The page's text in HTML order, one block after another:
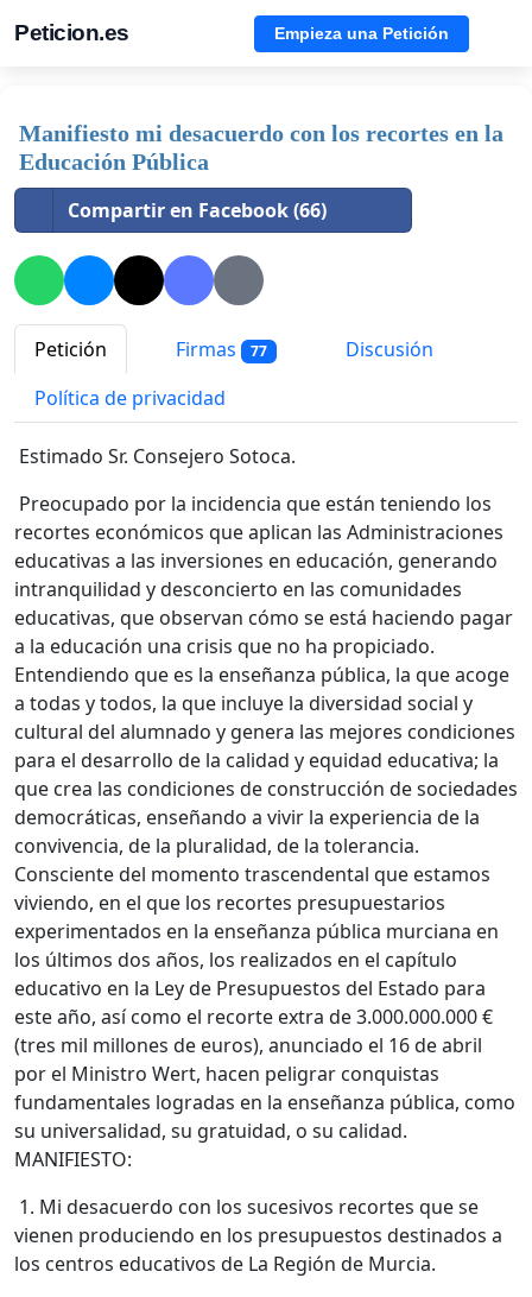
Peticion.es Empieza una Petición
Manifiesto mi desacuerdo con los recortes en la
Educación Pública
Compartir en Facebook (66)
Petición Firmas 77
Discusión
Política de privacidad
Estimado Sr. Consejero Sotoca.
Preocupado por la incidencia que están teniendo los
recortes económicos que aplican las Administraciones
educativas a las inversiones en educación, generando
intranquilidad y desconcierto en las comunidades
educativas, que observan cómo se está haciendo pagar
a la educación una crisis que no ha propiciado.
Entendiendo que es la enseñanza pública, la que acoge
a todas y todos, la que incluye la diversidad social y
cultural del alumnado y genera las mejores condiciones
para el desarrollo de la calidad y equidad educativa; la
que crea las condiciones de construcción de sociedades
democráticas, enseñando a vivir la experiencia de la
convivencia, de la pluralidad, de la tolerancia.
Consciente del momento trascendental que estamos
viviendo, en el que los recortes presupuestarios
experimentados en la enseñanza pública murciana en
los últimos dos años, los realizados en el capítulo
educativo en la Ley de Presupuestos del Estado para
este año, así como el recorte extra de 3.000.000.000 €
(tres mil millones de euros), anunciado el 16 de abril
por el Ministro Wert, hacen peligrar conquistas
fundamentales logradas en la enseñanza pública, como
su universalidad, su gratuidad, o su calidad.
MANIFIESTO:
1. Mi desacuerdo con los sucesivos recortes que se
vienen produciendo en los presupuestos destinados a
los centros educativos de La Región de Murcia.